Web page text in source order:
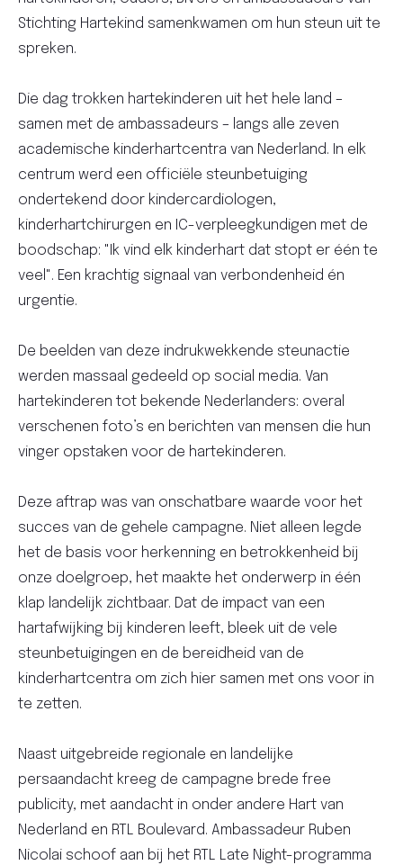
Stichting Hartekind samenkwamen om hun steun uit te
spreken.
Die dag trokken hartekinderen uit het hele land –
samen met de ambassadeurs – langs alle zeven
academische kinderhartcentra van Nederland. In elk
centrum werd een officiële steunbetuiging
ondertekend door kindercardiologen,
kinderhartchirurgen en IC-verpleegkundigen met de
boodschap: "Ik vind elk kinderhart dat stopt er één te
veel". Een krachtig signaal van verbondenheid én
urgentie.
De beelden van deze indrukwekkende steunactie
werden massaal gedeeld op social media. Van
hartekinderen tot bekende Nederlanders: overal
verschenen foto’s en berichten van mensen die hun
vinger opstaken voor de hartekinderen.
Deze aftrap was van onschatbare waarde voor het
succes van de gehele campagne. Niet alleen legde
het de basis voor herkenning en betrokkenheid bij
onze doelgroep, het maakte het onderwerp in één
klap landelijk zichtbaar. Dat de impact van een
hartafwijking bij kinderen leeft, bleek uit de vele
steunbetuigingen en de bereidheid van de
kinderhartcentra om zich hier samen met ons voor in
te zetten.
Naast uitgebreide regionale en landelijke
persaandacht kreeg de campagne brede free
publicity, met aandacht in onder andere Hart van
Nederland en RTL Boulevard. Ambassadeur Ruben
Nicolai schoof aan bij het RTL Late Night-programma